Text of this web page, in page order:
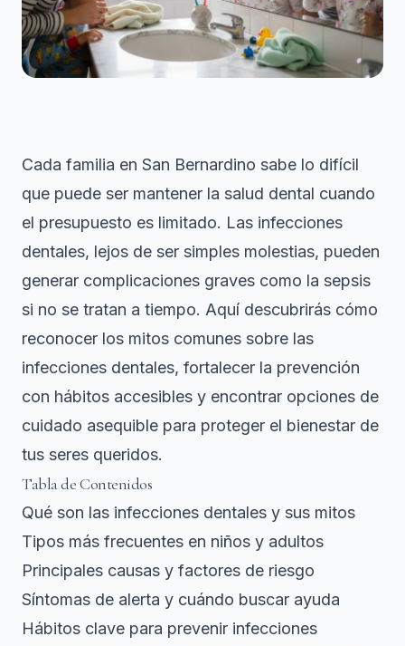
Cada familia en San Bernardino sabe lo difícil
que puede ser mantener la salud dental cuando
el presupuesto es limitado. Las infecciones
dentales, lejos de ser simples molestias, pueden
generar complicaciones graves como la sepsis
si no se tratan a tiempo. Aquí descubrirás cómo
reconocer los mitos comunes sobre las
infecciones dentales, fortalecer la prevención
con hábitos accesibles y encontrar opciones de
cuidado asequible para proteger el bienestar de
tus seres queridos.
Tabla de Contenidos
Qué son las infecciones dentales y sus mitos
Tipos más frecuentes en niños y adultos
Principales causas y factores de riesgo
Síntomas de alerta y cuándo buscar ayuda
Hábitos clave para prevenir infecciones